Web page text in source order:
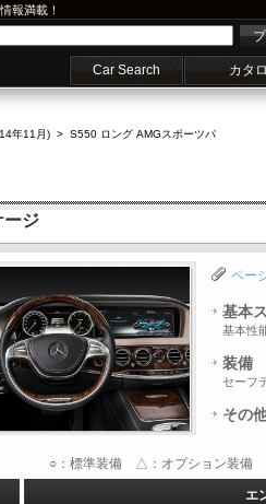
報満載！
Car Search カタ
年11月) > S550 ロング AMGスポーツパ
ージ
ペー
基本
基本性
装備
セーフ
その
○：標準装備 △：オプション装備 -
エ